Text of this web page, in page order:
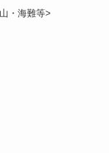
・海難等>